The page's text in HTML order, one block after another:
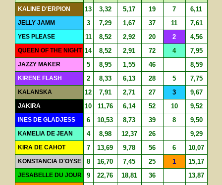
KALINE D'ERPION 13 3,32 5,17 19 7 6,11
JELLY JAMM 3 7,29 1,67 37 11 7,61
YES PLEASE 11 8,52 2,92 20 2 4,56
QUEEN OF THE NIGHT 14 8,52 2,91 72 4 7,95
JAZZY MAKER 5 8,95 1,55 46 8,59
KIRENE FLASH 2 8,33 6,13 28 5 7,75
KALANSKA 12 7,91 2,71 27 3 9,67
JAKIRA 10 11,76 6,14 52 10 9,52
INES DE GLADJESS 6 10,53 8,73 39 8 9,50
KAMELIA DE JEAN 4 8,98 12,37 26 9,29
KIRA DE CAHOT 7 13,69 9,78 56 6 10,07
KONSTANCIA D'OYSE 8 16,70 7,45 25 1 15,17
JESABELLE DU JOUR 9 22,76 18,81 36 13,87